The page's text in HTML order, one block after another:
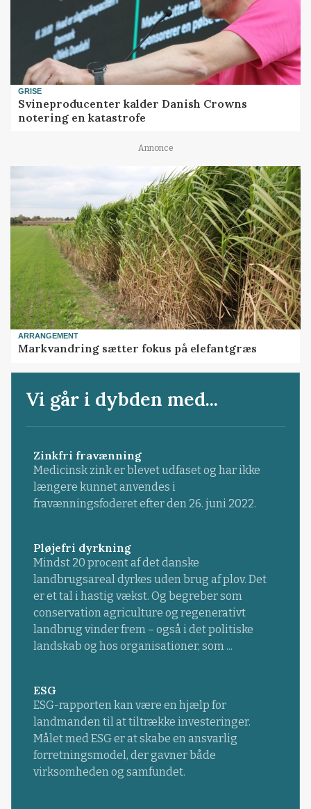
GRISE
Svineproducenter kalder Danish Crowns
notering en katastrofe
Annonce
ARRANGEMENT
Markvandring sætter fokus på elefantgræs
Vi går i dybden med...
Zinkfri fravænning
Medicinsk zink er blevet udfaset og har ikke
længere kunnet anvendes i
fravænningsfoderet efter den 26. juni 2022.
Pløjefri dyrkning
Mindst 20 procent af det danske
landbrugsareal dyrkes uden brug af plov. Det
er et tal i hastig vækst. Og begreber som
conservation agriculture og regenerativt
landbrug vinder frem – også i det politiske
landskab og hos organisationer, som ...
ESG
ESG-rapporten kan være en hjælp for
landmanden til at tiltrække investeringer.
Målet med ESG er at skabe en ansvarlig
forretningsmodel, der gavner både
virksomheden og samfundet.